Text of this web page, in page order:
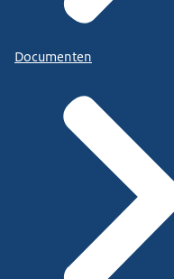
Documenten